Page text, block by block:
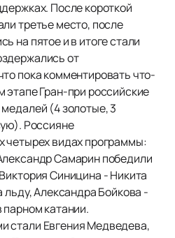
После короткой
третье место, после
на пятое и в итоге стали
от
пока комментировать что-
Гран-при российские
(4 золотые, 3
Россияне
четырех видах программы:
Самарин победили
Синицина - Никита
льду, Александра Бойкова -
катании.
стали Евгения Медведева,